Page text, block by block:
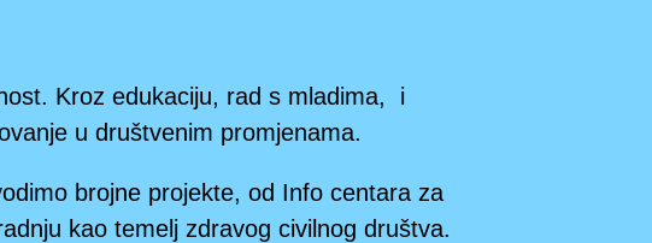
Kroz edukaciju, rad s mladima, i
u društvenim promjenama.
brojne projekte, od Info centara za
kao temelj zdravog civilnog društva.